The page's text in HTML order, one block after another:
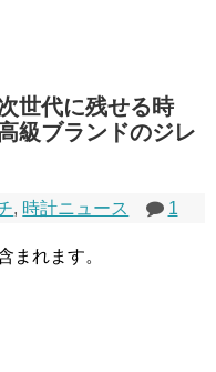
世代に残せる時
級ブランドのジレ
, 時計ニュース 1
まれます。